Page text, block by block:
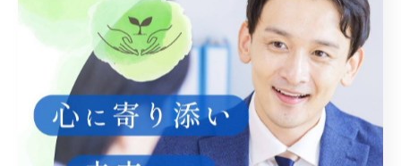
ちます。特に「自分を認める力」が養われることで、ス
トレスや不安を感じた時にも冷静に対処しやすくなりま
例えば、自己肯定感が低下しやすい仕事のミスや人間関
係の悩みの際にも、「以前より前向きに考えられるよう